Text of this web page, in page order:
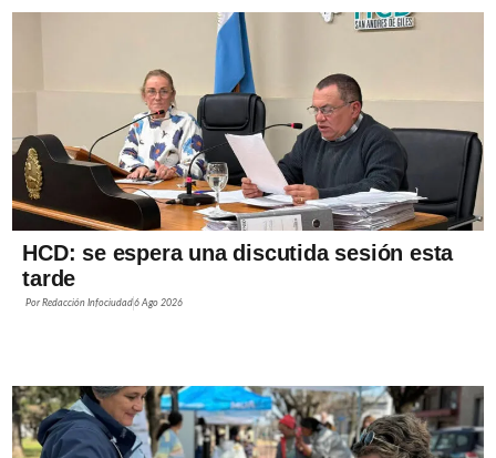
HCD: se espera una discutida sesión esta
tarde
PorRedacción Infociudad6 Ago 2026